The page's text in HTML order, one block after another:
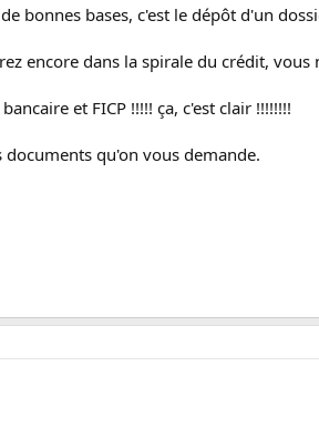
bonnes bases, c'est le dépôt d'un
encore dans la spirale du crédit, vous
et FICP !!!!! ça, c'est clair !!!!!!!!
qu'on vous demande.